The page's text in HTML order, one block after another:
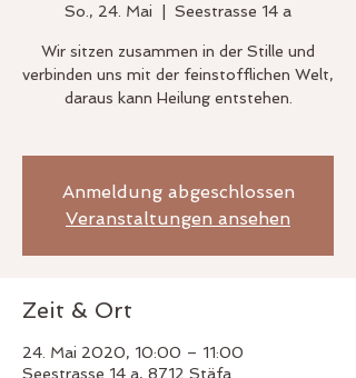
So., 24. Mai Seestrasse 14 a
Wir sitzen zusammen in der Stille und
verbinden uns mit der feinstofflichen Welt,
daraus kann Heilung entstehen.
Anmeldung abgeschlossen
Veranstaltungen ansehen
Zeit & Ort
24. Mai 2020, 10:00 – 11:00
Seestrasse 14 a, 8712 Stäfa